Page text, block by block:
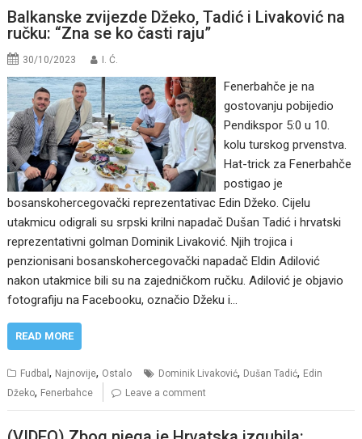
Balkanske zvijezde Džeko, Tadić i Livaković na
ručku: “Zna se ko časti raju”
30/10/2023 I. Ć.
Fenerbahče je na
gostovanju pobijedio
Pendikspor 5:0 u 10.
kolu turskog prvenstva.
Hat-trick za Fenerbahče
postigao je
bosanskohercegovački reprezentativac Edin Džeko. Cijelu
utakmicu odigrali su srpski krilni napadač Dušan Tadić i hrvatski
reprezentativni golman Dominik Livaković. Njih trojica i
penzionisani bosanskohercegovački napadač Eldin Adilović
nakon utakmice bili su na zajedničkom ručku. Adilović je objavio
fotografiju na Facebooku, označio Džeku i…
READ MORE
Fudbal, Najnovije, Ostalo Dominik Livaković, Dušan Tadić, Edin
Džeko, Fenerbahce Leave a comment